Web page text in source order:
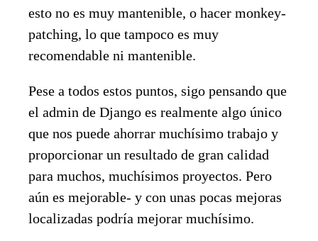
esto no es muy mantenible, o hacer monkey-
patching, lo que tampoco es muy
recomendable ni mantenible.
Pese a todos estos puntos, sigo pensando que
el admin de Django es realmente algo único
que nos puede ahorrar muchísimo trabajo y
proporcionar un resultado de gran calidad
para muchos, muchísimos proyectos. Pero
aún es mejorable- y con unas pocas mejoras
localizadas podría mejorar muchísimo.